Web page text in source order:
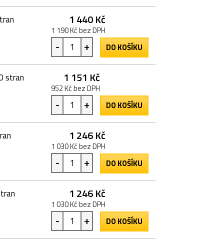
1 440 Kč
1 190 Kč bez DPH
- + DO KOŠÍKU
stran 1 151 Kč
952 Kč bez DPH
- + DO KOŠÍKU
1 246 Kč
1 030 Kč bez DPH
- + DO KOŠÍKU
1 246 Kč
1 030 Kč bez DPH
- + DO KOŠÍKU